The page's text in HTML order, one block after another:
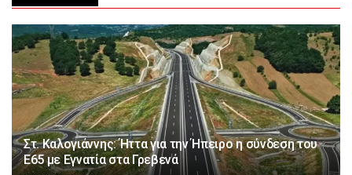
Στ. Καλογιάννης: Ήττα για την Ήπειρο η σύνδεση του
Ε65 με Εγνατία στα Γρεβενά